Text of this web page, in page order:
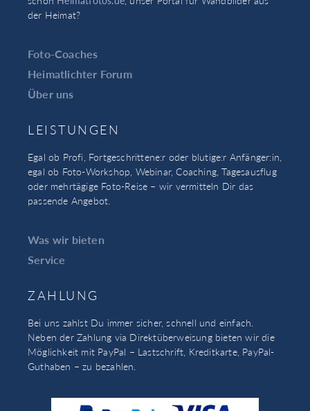
der Heimat?
Foto-Coaches
Heimatlichter Forum
Über uns
LEISTUNGEN
Egal ob Profi, Fortgeschrittene:r oder blutige:r Anfänger:in,
egal ob Foto-Workshop, Webinar, Coaching, Tagesausflug
oder mehrtägige Foto-Reise – wir vermitteln Dir das
passende Angebot.
Was wir bieten
Service
ZAHLUNG
Bei uns zahlst Du immer sicher, schnell und einfach.
Neben der Zahlung via Direktüberweisung bieten wir die
Möglichkeit mit PayPal – Lastschrift, Kreditkarte, PayPal-
Guthaben – zu bezahlen.